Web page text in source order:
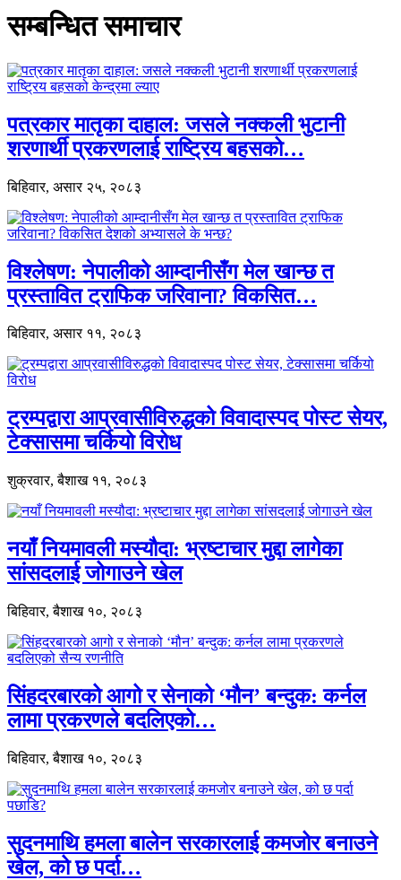
सम्बन्धित समाचार
पत्रकार मातृका दाहाल: जसले नक्कली भुटानी
शरणार्थी प्रकरणलाई राष्ट्रिय बहसको…
बिहिवार, असार २५, २०८३
विश्लेषण: नेपालीको आम्दानीसँग मेल खान्छ त
प्रस्तावित ट्राफिक जरिवाना? विकसित…
बिहिवार, असार ११, २०८३
ट्रम्पद्वारा आप्रवासीविरुद्धको विवादास्पद पोस्ट सेयर,
टेक्सासमा चर्कियो विरोध
शुक्रवार, बैशाख ११, २०८३
नयाँ नियमावली मस्यौदा: भ्रष्टाचार मुद्दा लागेका
सांसदलाई जोगाउने खेल
बिहिवार, बैशाख १०, २०८३
सिंहदरबारको आगो र सेनाको ‘मौन’ बन्दुक: कर्नल
लामा प्रकरणले बदलिएको…
बिहिवार, बैशाख १०, २०८३
सुदनमाथि हमला बालेन सरकारलाई कमजोर बनाउने
खेल, को छ पर्दा…